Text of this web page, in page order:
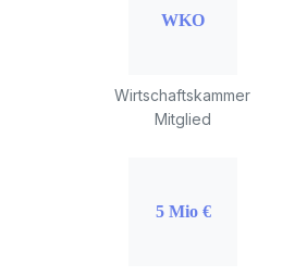
Wirtschaftskammer
Mitglied